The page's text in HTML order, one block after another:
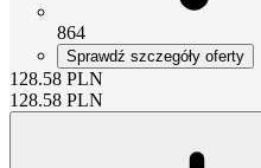
864
Sprawdź szczegóły oferty
128.58 PLN
128.58 PLN